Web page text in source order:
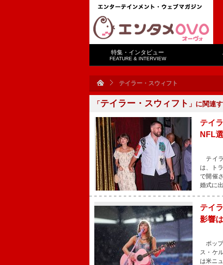
特集・インタビュー
FEATURE & INTERVIEW
テイラー・スウィフト
「テイラー・スウィフト 」に関連
テイ
NFL
テイ
は、ト
で開催
婚式に
テイ
影響
ポップ
ス・ケ
は米ニ